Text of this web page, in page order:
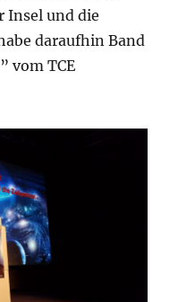
Insel und die
daraufhin Band
vom TCE